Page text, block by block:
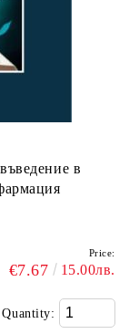
в
Price:
€7.67 15.00лв.
Quantity: